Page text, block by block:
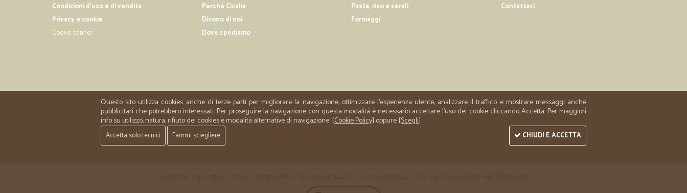
Prezzo competitivo.
SERIZIO PRECISO E PUNTUALE, GRAZIE!
Condizioni d'uso e di vendita
Privacy e cookie
Cookie banner
Perché Cicalia
Dicono di noi
Dove spediamo
Pasta, riso e cerali
Formaggi
Contattaci
Questo sito utilizza cookies anche di terze parti per migliorare la navigazione, ottimizzare l'esperienza utente, analizzare il traffico e mostrare messaggi anche
pubblicitari che potrebbero interessati. Per proseguire la navigazione con questa modalità è necessario accettare l'uso dei cookie cliccando Accetta. Per maggiori
info su utilizzo, natura, rifiuto dei cookies e modalità alternative di navigazione: [Cookie Policy] oppure [Scegli]
Accetta solo tecnici Fammi sciegliere CHIUDI E ACCETTA